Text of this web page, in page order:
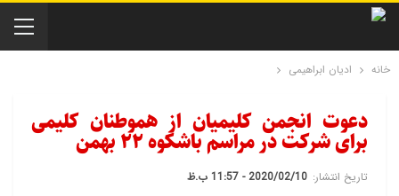
خانه ادیان ابراهیمی
دعوت انجمن کلیمیان از هموطنان کلیمی
برای شرکت در مراسم باشکوه ۲۲ بهمن
تاریخ انتشار: 2020/02/10 - 11:57 ب.ظ